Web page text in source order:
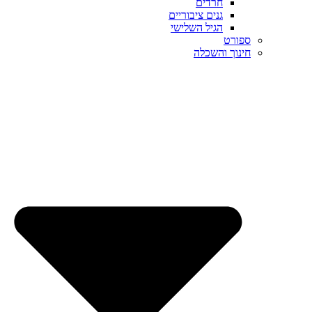
חרדים
גנים ציבוריים
הגיל השלישי
ספורט
חינוך והשכלה